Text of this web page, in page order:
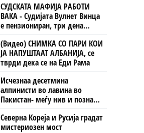
СУДСКАТА МАФИЈА РАБОТИ
ВАКА - Судијата Вулнет Винца
е пензиониран, три дена
откако му го врати пасошот
на бизнисменот Марковски
(Видео) СНИМКА СО ПАРИ КОИ
ЈА НАПУШТААТ АЛБАНИЈА, се
тврди дека се на Еди Рама
Исчезнаа десетмина
алпинисти во лавина во
Пакистан- меѓу нив и познат
Непалец
Северна Кореја и Русија градат
мистериозен мост